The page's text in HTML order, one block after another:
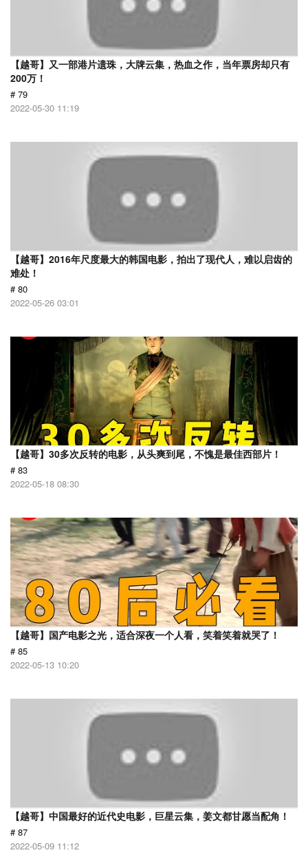
【越哥】又一部港片遗珠，大牌云集，热血之作，当年票房却只有
200万！
# 79
2022-05-30 11:19
【越哥】2016年尺度最大的韩国电影，拍出了现代人，难以启齿的
难处！
# 80
2022-05-26 03:01
【越哥】30多次反转的电影，从头爽到尾，不愧是最佳西部片！
# 83
2022-05-18 08:30
【越哥】国产电影之光，适合深夜一个人看，笑着笑着就哭了！
# 85
2022-05-13 10:20
【越哥】中国最好的近代史电影，巨星云集，姜文都甘愿当配角！
# 87
2022-05-09 11:12